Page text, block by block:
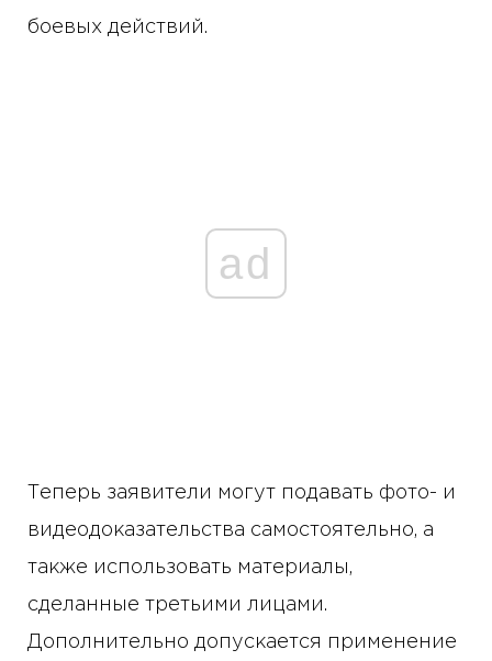
боевых действий.
ad
Теперь заявители могут подавать фото- и
видеодоказательства самостоятельно, а
также использовать материалы,
сделанные третьими лицами.
Дополнительно допускается применение